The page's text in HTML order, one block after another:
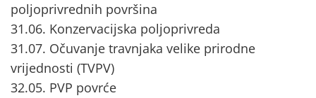
poljoprivrednih površina
31.06. Konzervacijska poljoprivreda
31.07. Očuvanje travnjaka velike prirodne
vrijednosti (TVPV)
32.05. PVP povrće